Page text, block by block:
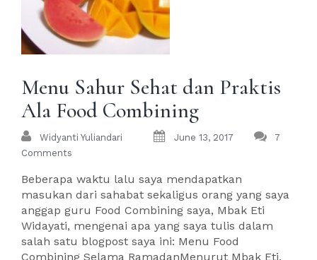
Menu Sahur Sehat dan Praktis
Ala Food Combining
Widyanti Yuliandari June 13, 2017
7
Comments
Beberapa waktu lalu saya mendapatkan
masukan dari sahabat sekaligus orang yang saya
anggap guru Food Combining saya, Mbak Eti
Widayati, mengenai apa yang saya tulis dalam
salah satu blogpost saya ini: Menu Food
Combining Selama RamadanMenurut Mbak Eti,